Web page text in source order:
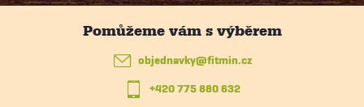
objednavky@fitmin.cz
+420 775 880 632